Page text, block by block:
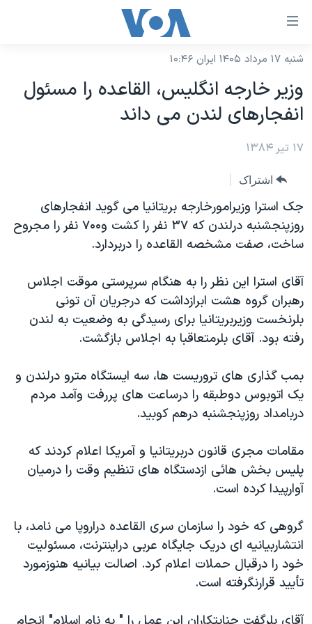
لینکهای
دسترسی
جهش
به
محتوای
اصلی
جهش
صفحه
اصلی
جهش
به
جستجو
نسخه سبک وب‌سایت
موضوع ها
ایران
آمریکا
جهان
ورزشی
گزیده‌ها
ویژه برنامه‌ها
ویدیوها
فرهنگ و زندگی
اقتصادی
علم و فناوری
گالری عکس
آرشیو پخش زنده
برنامه های تلویزیونی
جدول برنامه ها
صفحه‌های ویژه
جام جهانی ۲۰۲۶
عملیات خشم حماسی
۲۵۰سالگی آمریکا
بایگانی برنامه‌های تلویزیونی
مستندها
حمله جمهوری اسلامی به اسرائیل
رمز مهسا
اعتراضات زن، زندگی، آزادی
مجموعه مستندهای دادخواهی
دادگاه حمید نوری
چهل سال گروگان‌گیری
قانون شفافیت دارائی کادر رهبری ایران
فرکانس‌های صدای آمریکا
پخش رادیویی
یادگیری زبان انگلیسی
دنبال کنید
زبانهای مختلف
شنبه ۱۷ مرداد ۱۴۰۵ ایران ۱۰:۴۶
وزير خارجه انگليس، القاعده را مسئول
انفجارهای لندن می داند
۱۷ تیر ۱۳۸۴
اشتراک
جک استرا وزيرامورخارجه بريتانيا می گويد انفجارهای
روزپنجشنبه درلندن که ۳۷ نفر را کشت و۷۰۰ نفر را مجروح
ساخت، صفت مشخصه القاعده را دربردارد.
آقای استرا اين نظر را به هنگام سرپرستی موقت اجلاس
رهبران گروه هشت ابرازداشت که درجريان آن تونی
بلرنخست وزيربريتانيا برای رسيدگی به وضعيت به لندن
رفته بود. آقای بلرمتعاقبا به اجلاس بازگشت.
بمب گذاری های تروريست ها، سه ايستگاه مترو درلندن و
يک اتوبوس دوطبقه را درساعت های پررفت وآمد مردم
دربامداد روزپنجشنبه درهم کوبيد.
مقامات مجری قانون دربريتانيا و آمريکا اعلام کردند که
پليس بخش هائی ازدستگاه های تنظيم وقت را درميان
آوارپيدا کرده است.
گروهی که خود را سازمان سری القاعده دراروپا می نامد، با
انتشاربيانيه ای دريک جايگاه عربی دراينترنت، مسئوليت
خود را درقبال حملات اعلام کرد. اصالت بيانيه هنوزمورد
تأييد قرارنگرفته است.